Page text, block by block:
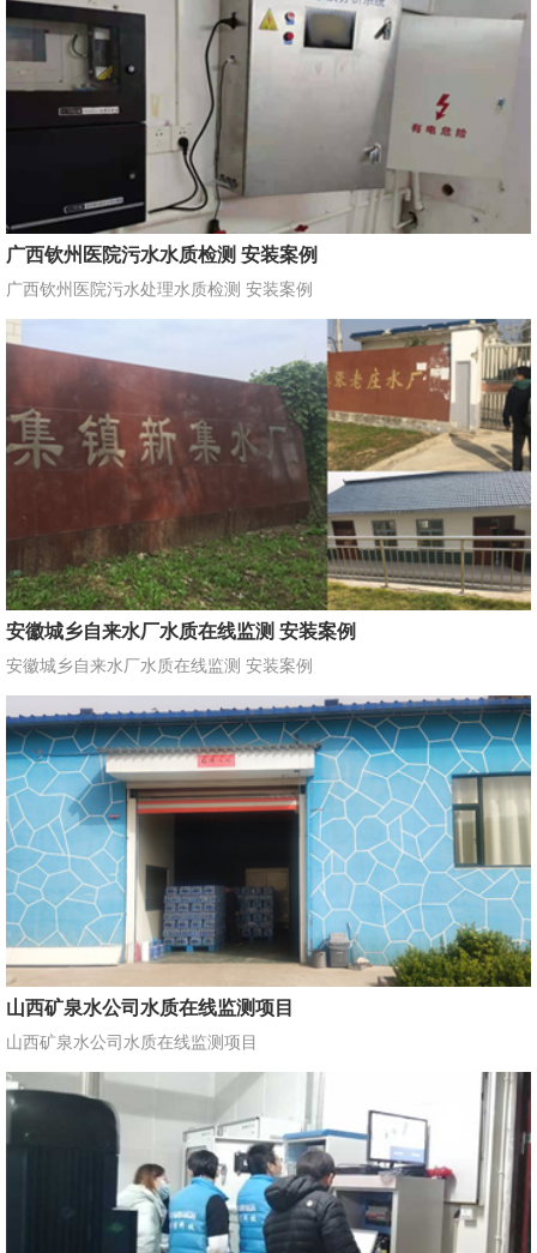
广西钦州医院污水水质检测 安装案例
广西钦州医院污水处理水质检测 安装案例
安徽城乡自来水厂水质在线监测 安装案例
安徽城乡自来水厂水质在线监测 安装案例
山西矿泉水公司水质在线监测项目
山西矿泉水公司水质在线监测项目